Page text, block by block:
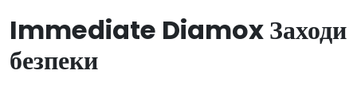
Immediate Diamox Заходи
безпеки